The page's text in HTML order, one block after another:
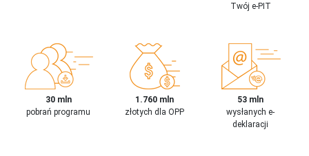
Twój e-PIT
30 mln
pobrań programu
1.760 mln
złotych dla OPP
53 mln
wysłanych e-
deklaracji